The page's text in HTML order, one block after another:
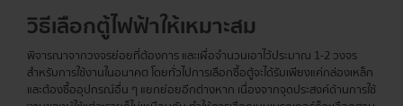
วิธีเลือกตู้ไฟฟ้าให้เหมาะสม
พิจารณาจากวงจรย่อยที่ต้องการ และเผื่อจำนวนเอาไว้ประมาณ 1-2 วงจร
สำหรับการใช้งานในอนาคต โดยทั่วไปการเลือกซื้อตู้จะได้รับเพียงแค่กล่องเหล็ก
และต้องซื้ออุปกรณ์อื่น ๆ แยกย่อยอีกต่างหาก เนื่องจากจุดประสงค์ด้านการใช้